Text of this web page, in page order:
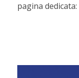
pagina dedicata: